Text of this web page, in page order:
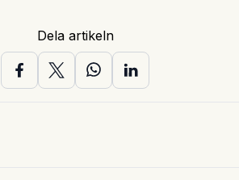
Dela artikeln